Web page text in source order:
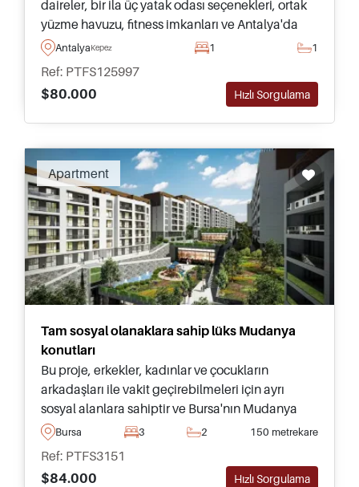
daireler, bir ila üç yatak odası seçenekleri, ortak
yüzme havuzu, fitness imkanları ve Antalya'da
başarılı bir kiralık yatırım potansiyeli
AntalyaKepez 1 1
Ref: PTFS125997
$80.000
Hızlı Sorgulama
Apartment
Tam sosyal olanaklara sahip lüks Mudanya
konutları
Bu proje, erkekler, kadınlar ve çocukların
arkadaşları ile vakit geçirebilmeleri için ayrı
sosyal alanlara sahiptir ve Bursa'nın Mudanya
bölgesinde yer alır; geniş teraslardan muhteşem
daire seçenekleri mevcuttur.
Bursa 3 2 150 metrekare
Ref: PTFS3151
$84.000
Hızlı Sorgulama